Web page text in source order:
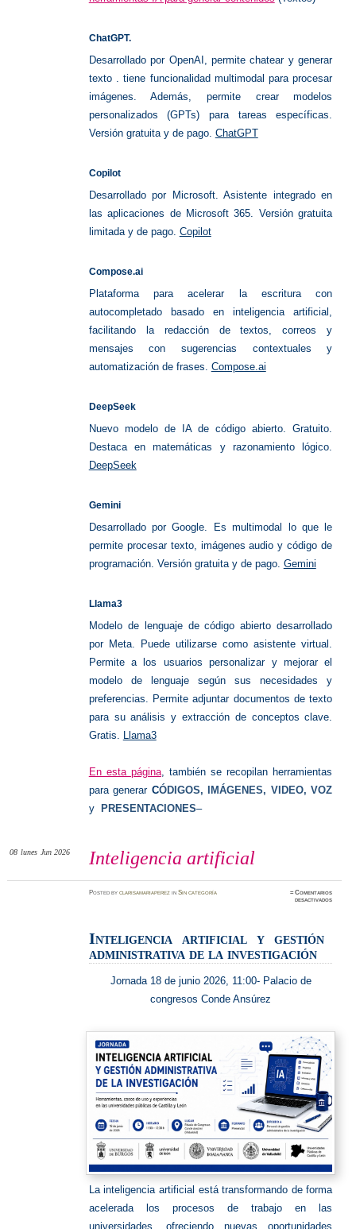
ChatGPT.
Desarrollado por OpenAI, permite chatear y generar
texto . tiene funcionalidad multimodal para procesar
imágenes. Además, permite crear modelos
personalizados (GPTs) para tareas específicas.
Versión gratuita y de pago. ChatGPT
Copilot
Desarrollado por Microsoft. Asistente integrado en
las aplicaciones de Microsoft 365. Versión gratuita
limitada y de pago. Copilot
Compose.ai
Plataforma para acelerar la escritura con
autocompletado basado en inteligencia artificial,
facilitando la redacción de textos, correos y
mensajes con sugerencias contextuales y
automatización de frases. Compose.ai
DeepSeek
Nuevo modelo de IA de código abierto. Gratuito.
Destaca en matemáticas y razonamiento lógico.
DeepSeek
Gemini
Desarrollado por Google. Es multimodal lo que le
permite procesar texto, imágenes audio y código de
programación. Versión gratuita y de pago. Gemini
Llama3
Modelo de lenguaje de código abierto desarrollado
por Meta. Puede utilizarse como asistente virtual.
Permite a los usuarios personalizar y mejorar el
modelo de lenguaje según sus necesidades y
preferencias. Permite adjuntar documentos de texto
para su análisis y extracción de conceptos clave.
Gratis.
Llama3
En esta página, también se recopilan herramientas
para generar CÓDIGOS, IMÁGENES, VIDEO, VOZ
y
PRESENTACIONES–
Inteligencia artificial
08 lunes Jun 2026
Postedbyclarisamariaperez inSin categoría ≈Comentarios
desactivadosen
Inteligencia artificial y gestión
administrativa de la investigación
Jornada 18 de junio 2026, 11:00- Palacio de
congresos Conde Ansúrez
La inteligencia artificial está transformando de forma
acelerada los procesos de trabajo en las
universidades, ofreciendo nuevas oportunidades